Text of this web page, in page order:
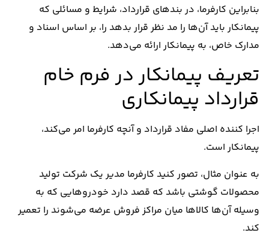
بنابراین کارفرما، در بندهای قرارداد، شرایط و مسائلی که
پیمانکار باید آن‌ها را مد نظر قرار بدهد را، بر اساس اسناد و
مدارک خاص، به پیمانکار ارائه می‌دهد.
تعریف پیمانکار در فرم خام
قرارداد پیمانکاری
اجرا کننده اصلی مفاد قرارداد و آنچه کارفرما امر می‌کند،
پیمانکار است.
به عنوان مثال، تصور کنید کارفرما مدیر یک شرکت تولید
محصولات گوشتی باشد که قصد دارد خودرو‌هایی که به
وسیله آن‌ها کالا‌ها میان مراکز فروش عرضه می‌شوند را تعمیر
کند.